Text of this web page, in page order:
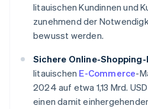
litauischen Kundinnen und
zunehmend der
bewusst werden.
Sichere Online-
litauischen E-Commerce-
2024 auf etwa 1,13 Mrd. USD
einen damit